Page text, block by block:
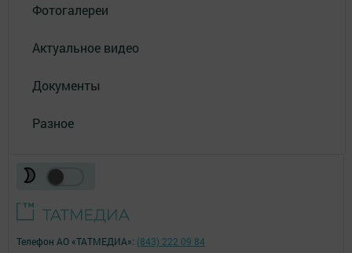
Фотогалереи
Актуальное видео
Документы
Разное
Телефон АО «ТАТМЕДИА»: (843) 222 09 84